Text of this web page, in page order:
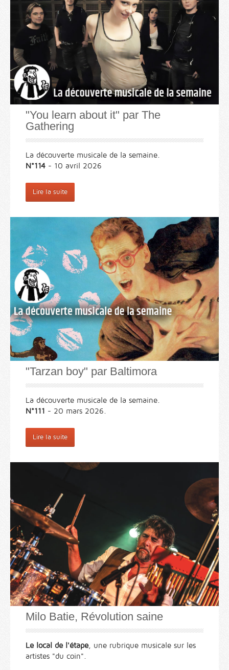
"You learn about it" par The
Gathering
La découverte musicale de la semaine.
N°114 - 10 avril 2026
Lire la suite
"Tarzan boy" par Baltimora
La découverte musicale de la semaine.
N°111 - 20 mars 2026.
Lire la suite
Milo Batie, Révolution saine
Le local de l'étape, une rubrique musicale sur les
artistes "du coin".